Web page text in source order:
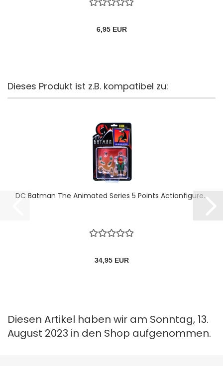
6,95 EUR
Dieses Produkt ist z.B. kompatibel zu:
DC Batman The Animated Series 5 Points Actionfigure...
34,95 EUR
Diesen Artikel haben wir am Sonntag, 13.
August 2023 in den Shop aufgenommen.